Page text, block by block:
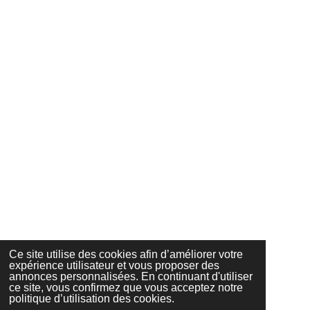
Ce site utilise des cookies afin d’améliorer votre
expérience utilisateur et vous proposer des
annonces personnalisées. En continuant d'utiliser
ce site, vous confirmez que vous acceptez notre
politique d’utilisation des cookies.